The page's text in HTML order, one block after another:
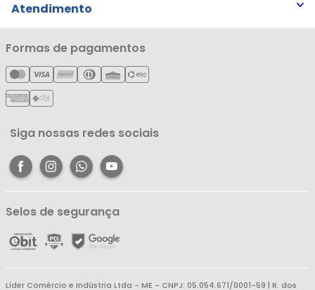
Notícias
Cartão Líderzan
Trocas e Devoluções
Política de Privacidade
Política de Entrega
Política de Reembolso
Atendimento
Minha Conta
Meus Pedidos
Meus Favoritos
Central de Atendimento
Formas de pagamentos
Siga nossas redes sociais
Selos de segurança
Líder Comércio e Indústria Ltda - ME - CNPJ: 05.054.671/0001-59 | R. dos